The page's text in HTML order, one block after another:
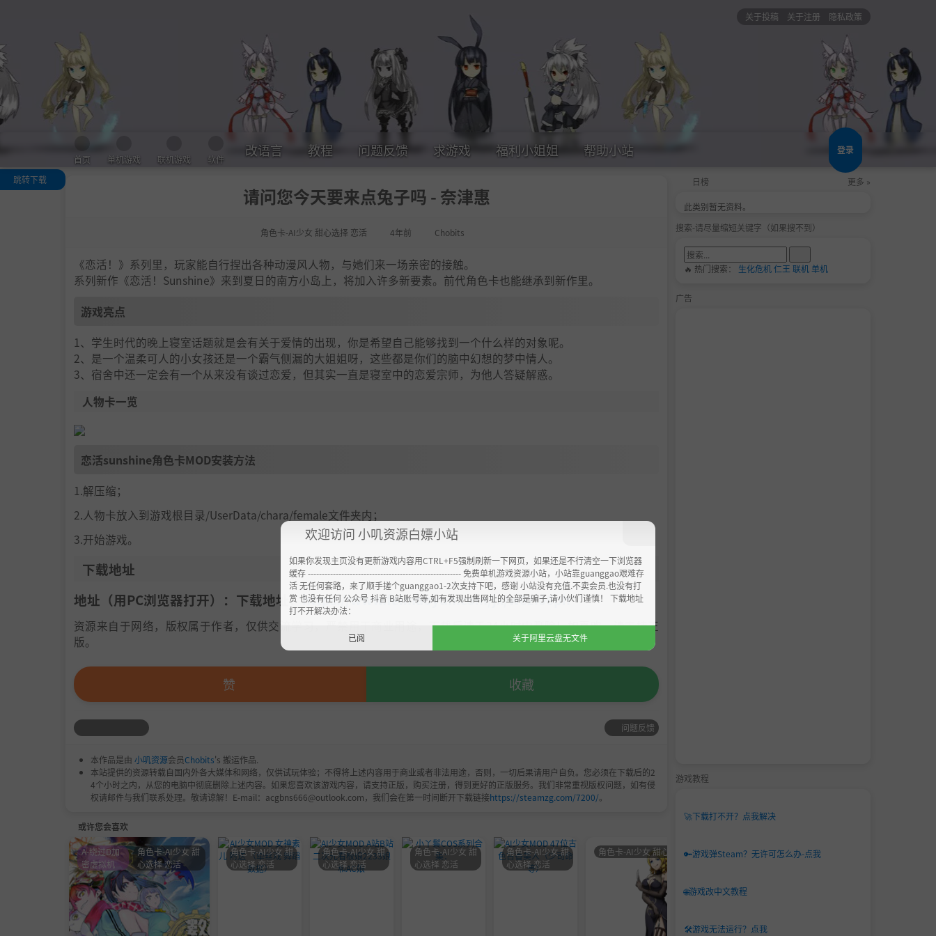
关于投稿 关于注册 隐私政策
首页 单机游戏 联机游戏 软件
改语言 教程 问题反馈 求游戏 福利小姐姐 帮助小站 登录
请问您今天要来点兔子吗 - 奈津惠
角色卡-AI少女 甜心选择 恋活 4年前 Chobits
跳转下载
《恋活！》系列里，玩家能自行捏出各种动漫风人物，与她们来一场亲密的接触。
系列新作《恋活！Sunshine》来到夏日的南方小岛上，将加入许多新要素。前代角色卡也能继承到新作里。
游戏亮点
1、学生时代的晚上寝室话题就是会有关于爱情的出现，你是希望自己能够找到一个什么样的对象呢。
2、是一个温柔可人的小女孩还是一个霸气侧漏的大姐姐呀，这些都是你们的脑中幻想的梦中情人。
3、宿舍中还一定会有一个从来没有谈过恋爱，但其实一直是寝室中的恋爱宗师，为他人答疑解惑。
人物卡一览
恋活sunshine角色卡MOD安装方法
1.解压缩；
2.人物卡放入到游戏根目录/UserData/chara/female文件夹内；
3.开始游戏。
下载地址
地址（用PC浏览器打开）：下载地址：https://www.feimaoyun.com/jx/w6zi06ph
资源来自于网络，版权属于作者，仅供交流学习，严禁用于商业用途，下载后请于24小时内删除！如喜欢，请支持正
版。
赞 收藏
问题反馈
本作品是由 小叽资源会员Chobits's 搬运作品.
本站提供的资源转载自国内外各大媒体和网络，仅供试玩体验；不得将上述内容用于商业或者非法用途，否则，一切后果请用户自负。您必须在下载后的2
4个小时之内，从您的电脑中彻底删除上述内容。如果您喜欢该游戏内容，请支持正版，购买注册，得到更好的正版服务。我们非常重视版权问题，如有侵
权请邮件与我们联系处理。敬请谅解！E-mail：acgbns666@outlook.com，我们会在第一时间断开下载链接https://steamzg.com/7200/。
或许您会喜欢
A-绕过D加
密虚拟机
角色卡-AI少女 甜
心选择 恋活
角色卡-AI少女 甜
心选择 恋活
角色卡-AI少女 甜
心选择 恋活
角色卡-AI少女 甜
心选择 恋活
角色卡-AI少女 甜
心选择 恋活
角色卡-AI少女 甜心选择 恋活
男主
角色卡-AI少女
日榜 更多 »
此类别暂无资料。
搜索-请尽量缩短关键字（如果搜不到）
🔥 热门搜索： 生化危机仁王 联机单机
广告
游戏教程
🚀下载打不开？点我解决
🔑游戏弹Steam？无许可怎么办-点我
🌐游戏改中文教程
🛠️游戏无法运行？点我
欢迎访问 小叽资源白嫖小站
如果你发现主页没有更新游戏内容用CTRL+F5强制刷新一下网页，如果还是不行清空一下浏览器
缓存 ------------------------------------------------------- 免费单机游戏资源小站，小站靠guanggao艰难存
活 无任何套路，来了顺手搓个guanggao1-2次支持下吧，感谢 小站没有充值.不卖会员.也没有打
赏 也没有任何 公众号 抖音 B站账号等,如有发现出售网址的全部是骗子,请小伙们谨慎！ 下载地址
打不开解决办法：
已阅 关于阿里云盘无文件